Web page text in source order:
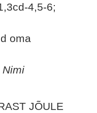
4,5-6;
oma
Nimi
JÕULE